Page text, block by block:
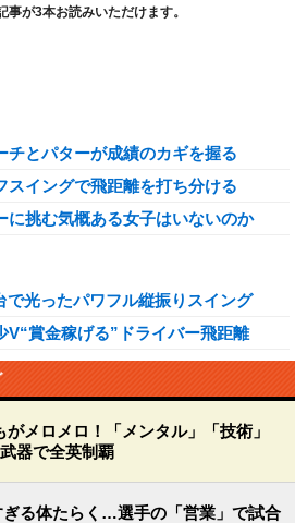
事が3本お読みいただけます。
チとパターが成績のカギを握る
スイングで飛距離を打ち分ける
に挑む気概ある女子はいないのか
で光ったパワフル縦振りスイング
V“賞金稼げる”ドライバー飛距離
メロメロ！「メンタル」「技術」
器で全英制覇
る体たらく…選手の「営業」で試合